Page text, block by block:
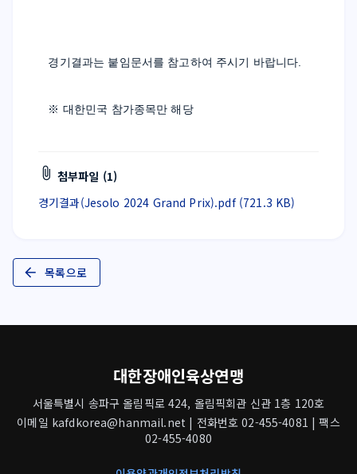
경기결과는 붙임문서를 참고하여 주시기 바랍니다.
※ 대한민국 참가종목만 해당
첨부파일 (1)
경기결과(Jesolo 2024 Grand Prix).pdf (721.3 KB)
목록으로
대한장애인육상연맹
서울특별시 송파구 올림픽로 424, 올림픽회관 신관 1층 120호
이메일 kafdkorea@hanmail.net | 전화번호 02-455-4081 | 팩스
02-455-4080